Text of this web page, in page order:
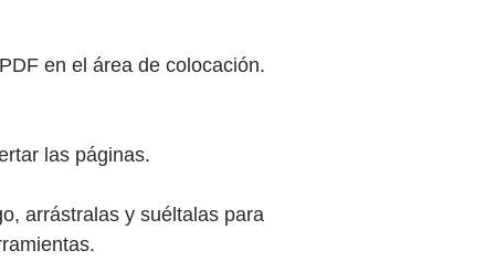
en el área de colocación.
las páginas.
arrástralas y suéltalas para